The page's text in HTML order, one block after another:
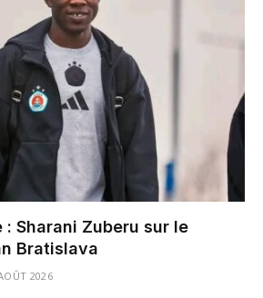
: Sharani Zuberu sur le
Bratislava
2026